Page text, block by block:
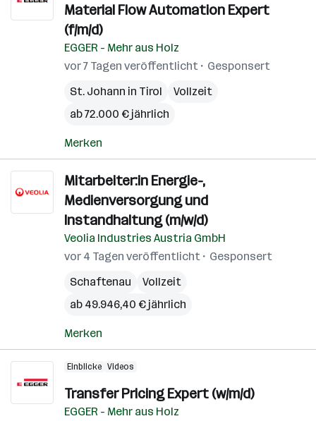
Material Flow Automation Expert
(f/m/d)
EGGER - Mehr aus Holz
vor 7 Tagen veröffentlicht
Gesponsert
St. Johann in Tirol
Vollzeit
ab 72.000 € jährlich
Merken
Mitarbeiter:in Energie-,
Medienversorgung und
Instandhaltung (m/w/d)
Veolia Industries Austria GmbH
vor 4 Tagen veröffentlicht
Gesponsert
Schaftenau
Vollzeit
ab 49.946,40 € jährlich
Merken
Einblicke Videos
Transfer Pricing Expert (w/m/d)
EGGER - Mehr aus Holz